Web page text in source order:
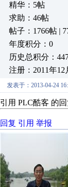
精华：5帖
求助：46帖
帖子：1766帖 |
年度积分：0
历史总积分：
注册：2011年12
发表于：2013-04-24
引用 PLC酷客 的
回复 引用 举报